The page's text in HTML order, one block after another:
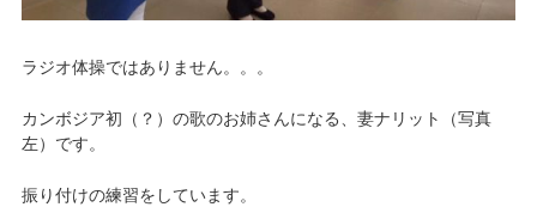
ラジオ体操ではありません。。。
カンボジア初（？）の歌のお姉さんになる、妻ナリット（写真
左）です。
振り付けの練習をしています。